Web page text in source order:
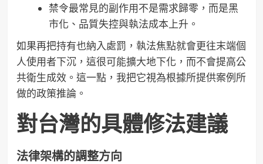
禁令最常見的副作用不是需求歸零，而是黑
市化、品質失控與執法成本上升。
如果再把持有也納入處罰，執法焦點就會更往末端個
人使用者下沉，這很可能擴大地下化，而不會提高公
共衛生成效。這一點，我把它視為根據所提供案例所
做的政策推論。
對台灣的具體修法建議
法律架構的調整方向